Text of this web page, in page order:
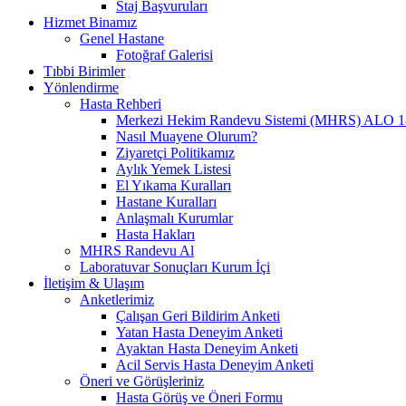
Staj Başvuruları
Hizmet Binamız
Genel Hastane
Fotoğraf Galerisi
Tıbbi Birimler
Yönlendirme
Hasta Rehberi
Merkezi Hekim Randevu Sistemi (MHRS) ALO
Nasıl Muayene Olurum?
Ziyaretçi Politikamız
Aylık Yemek Listesi
El Yıkama Kuralları
Hastane Kuralları
Anlaşmalı Kurumlar
Hasta Hakları
MHRS Randevu Al
Laboratuvar Sonuçları Kurum İçi
İletişim & Ulaşım
Anketlerimiz
Çalışan Geri Bildirim Anketi
Yatan Hasta Deneyim Anketi
Ayaktan Hasta Deneyim Anketi
Acil Servis Hasta Deneyim Anketi
Öneri ve Görüşleriniz
Hasta Görüş ve Öneri Formu